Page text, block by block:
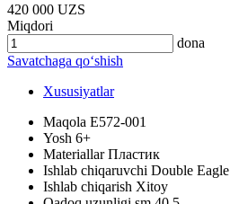
420 000 UZS
Miqdori
dona
Savatchaga qo‘shish
Xususiyatlar
Maqola E572-001
Yosh 6+
MateriallarПластик
Ishlab chiqaruvchi Double Eagle
Ishlab chiqarish Xitoy